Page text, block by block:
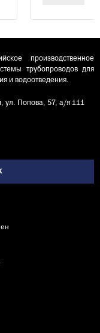
производственное
трубопроводов для
и водоотведения.
ул. Попова, 57, а/я 111